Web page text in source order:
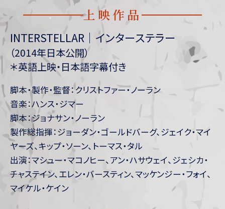
上映作品
INTERSTELLAR｜インターステラー
（2014年日本公開）
＊英語上映・日本語字幕付き
脚本・製作・監督：クリストファー・ノーラン
音楽：ハンス・ジマー
脚本：ジョナサン・ノーラン
製作総指揮：ジョーダン・ゴールドバーグ、ジェイク・マイ
ヤーズ、キップ・ソーン、トーマス・タル
出演：マシュー・マコノヒー、アン・ハサウェイ、ジェシカ・
チャステイン、エレン・バースティン、マッケンジー・フォイ、
マイケル・ケイン